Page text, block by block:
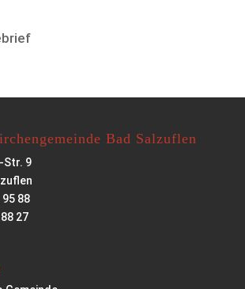
Bad Salzuflen
Str. 9
95 88
27